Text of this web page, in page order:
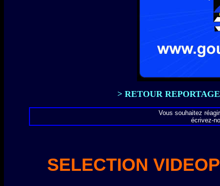
> RETOUR
Vous souhaitez
écrivez-
SELECTION